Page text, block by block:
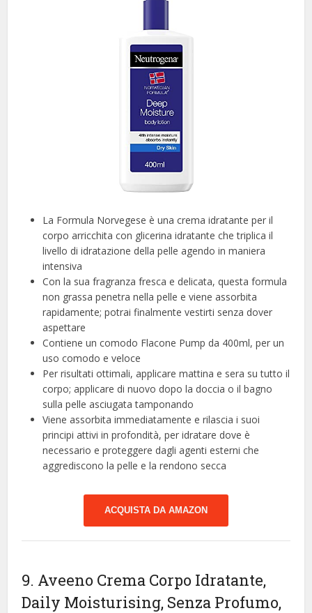
La Formula Norvegese è una crema idratante per il
corpo arricchita con glicerina idratante che triplica il
livello di idratazione della pelle agendo in maniera
intensiva
Con la sua fragranza fresca e delicata, questa formula
non grassa penetra nella pelle e viene assorbita
rapidamente; potrai finalmente vestirti senza dover
aspettare
Contiene un comodo Flacone Pump da 400ml, per un
uso comodo e veloce
Per risultati ottimali, applicare mattina e sera su tutto il
corpo; applicare di nuovo dopo la doccia o il bagno
sulla pelle asciugata tamponando
Viene assorbita immediatamente e rilascia i suoi
principi attivi in profondità, per idratare dove è
necessario e proteggere dagli agenti esterni che
aggrediscono la pelle e la rendono secca
ACQUISTA DA AMAZON
9. Aveeno Crema Corpo Idratante,
Daily Moisturising, Senza Profumo,